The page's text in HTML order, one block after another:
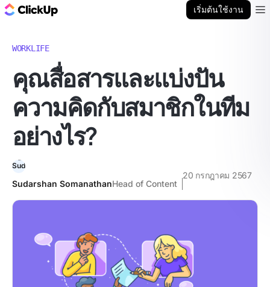
เริ่มต้นใช้งาน
WORKLIFE
คุณสื่อสารและแบ่งปัน
ความคิดกับสมาชิกในทีม
อย่างไร?
Sudarshan SomanathanHead of Content
20 กรกฎาคม 2567